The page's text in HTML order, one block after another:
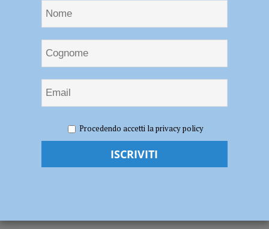
controllo dell’auto e si schianta contro il rimorchio di un tir, tragedia
sulla via Emilia Pavese
Perde il controllo dell’auto e si schianta
Procedendo accetti la privacy policy